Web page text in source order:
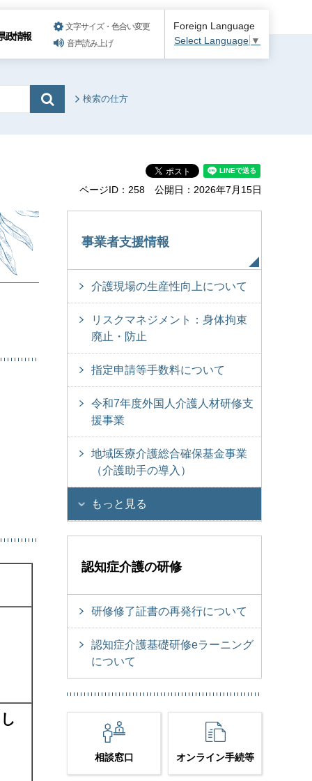
政情報
文字サイズ・色合い変更
音声読み上げ
Foreign Language
Select Language ▼
検索の仕方
ページID：258 公開日：2026年7月15日
事業者支援情報
介護現場の生産性向上について
リスクマネジメント：身体拘束
廃止・防止
指定申請等手数料について
令和7年度外国人介護人材研修支
援事業
地域医療介護総合確保基金事業
（介護助手の導入）
もっと見る
認知症介護の研修
研修修了証書の再発行について
認知症介護基礎研修eラーニング
について
相談窓口 オンライン手続等